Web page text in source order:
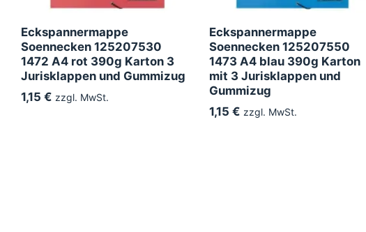
Eckspannermappe
Soennecken 125207530
1472 A4 rot 390g Karton 3
Jurisklappen und Gummizug
1,15 € zzgl. MwSt.
Eckspannermappe
Soennecken 125207550
1473 A4 blau 390g Karton
mit 3 Jurisklappen und
Gummizug
1,15 € zzgl. MwSt.